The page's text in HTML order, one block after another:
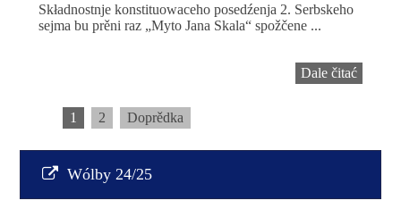
Składnostnje konstituowaceho posedźenja 2. Serbskeho
sejma bu prěni raz „Myto Jana Skala“ spožčene ...
Dale čitać
a
Jana
sejma
1 2 Doprědka
Wólby 24/25